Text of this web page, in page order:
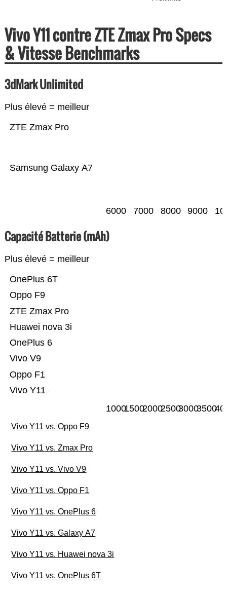
Vivo Y11 contre ZTE Zmax Pro Specs
& Vitesse Benchmarks
3dMark Unlimited
Plus élevé = meilleur
Samsung Galaxy A7
ZTE Zmax Pro
6000 7000 8000 9000
Capacité Batterie (mAh)
Plus élevé = meilleur
Vivo Y11
Oppo F1
Vivo V9
OnePlus 6
Huawei nova 3i
ZTE Zmax Pro
Oppo F9
OnePlus 6T
100015002000250030003500
Vivo Y11 vs. Oppo F9
Vivo Y11 vs. Zmax Pro
Vivo Y11 vs. Vivo V9
Vivo Y11 vs. Oppo F1
Vivo Y11 vs. OnePlus 6
Vivo Y11 vs. Galaxy A7
Vivo Y11 vs. Huawei nova 3i
Vivo Y11 vs. OnePlus 6T